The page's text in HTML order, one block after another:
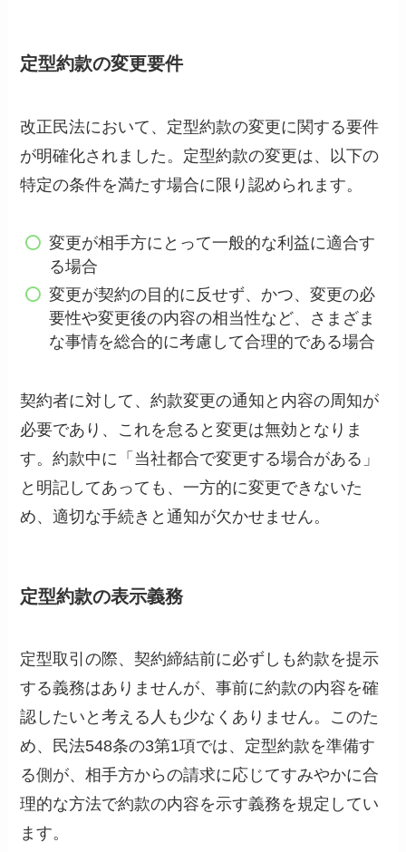
定型約款の変更要件
改正民法において、定型約款の変更に関する要件
が明確化されました。定型約款の変更は、以下の
特定の条件を満たす場合に限り認められます。
変更が相手方にとって一般的な利益に適合す
る場合
変更が契約の目的に反せず、かつ、変更の必
要性や変更後の内容の相当性など、さまざま
な事情を総合的に考慮して合理的である場合
契約者に対して、約款変更の通知と内容の周知が
必要であり、これを怠ると変更は無効となりま
す。約款中に「当社都合で変更する場合がある」
と明記してあっても、一方的に変更できないた
め、適切な手続きと通知が欠かせません。
定型約款の表示義務
定型取引の際、契約締結前に必ずしも約款を提示
する義務はありませんが、事前に約款の内容を確
認したいと考える人も少なくありません。このた
め、民法548条の3第1項では、定型約款を準備す
る側が、相手方からの請求に応じてすみやかに合
理的な方法で約款の内容を示す義務を規定してい
ます。